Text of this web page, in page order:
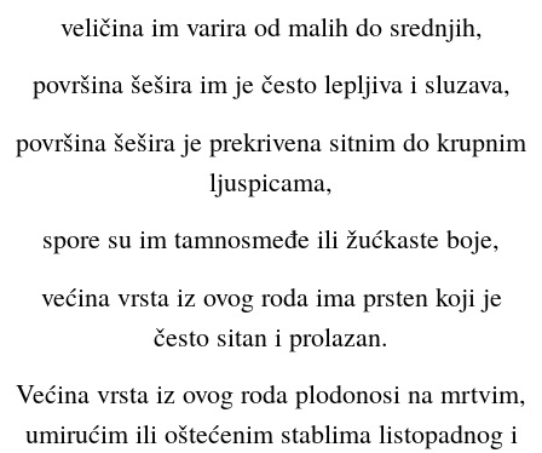
veličina im varira od malih do srednjih,
površina šešira im je često lepljiva i sluzava,
površina šešira je prekrivena sitnim do krupnim
ljuspicama,
spore su im tamnosmeđe ili žućkaste boje,
većina vrsta iz ovog roda ima prsten koji je
često sitan i prolazan.
Većina vrsta iz ovog roda plodonosi na mrtvim,
umirućim ili oštećenim stablima listopadnog i